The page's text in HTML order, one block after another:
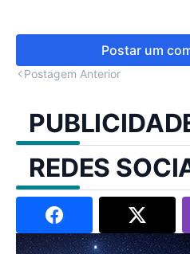
Postar um
Postagem Anterior
REDES